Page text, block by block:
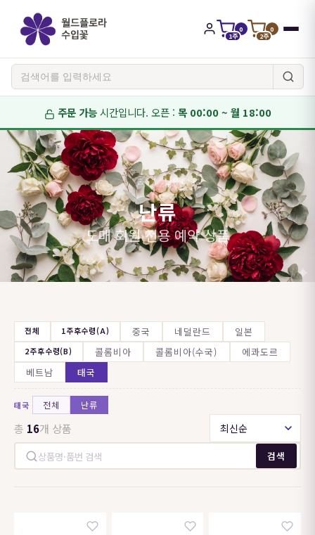
1주
0
2주
0
주문 가능시간입니다. 오픈 : 목 00:00 ~ 월 18:00
홈 / 난류
난류
도매 회원 전용 예약 상품
전체 1주후수령(A) 중국 네덜란드 일본
2주후수령(B) 콜롬비아 콜롬비아(수국)
에콰도르
베트남
태국
태국 전체 난류
총 16개 상품
검색